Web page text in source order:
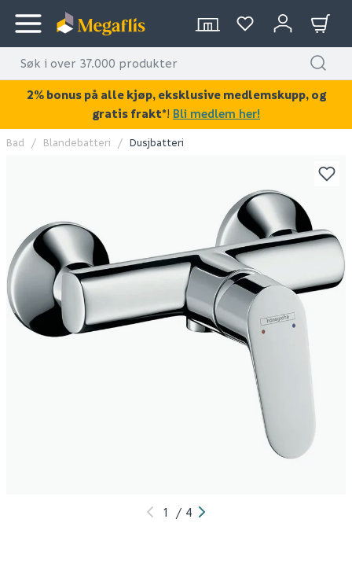
KAN DISSE VÆRE AV INTERESSE?
Celeste stoke
dusjtermostat krom
Bad Blandebatteri Dusjbatteri
1 / 4
2% bonus på alle kjøp, eksklusive medlemskupp, og
gratis frakt*! Bli medlem her!